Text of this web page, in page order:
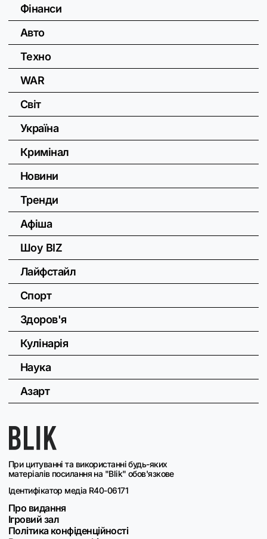
При цитуванні та використанні будь-яких
матеріалів посилання на "Blik" обов'язкове
Ідентифікатор медіа R40-06171
Про видання
Ігровий зал
Політика конфіденційності
Фінанси
Авто
Техно
WAR
Світ
Україна
Кримінал
Новини
Тренди
Афіша
Шоу BIZ
Лайфстайл
Спорт
Здоров'я
Кулінарія
Наука
Азарт